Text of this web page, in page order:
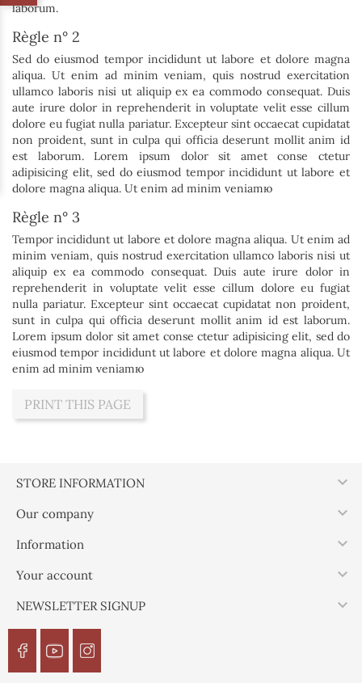
laborum.
Règle n° 2
Sed do eiusmod tempor incididunt ut labore et dolore magna
aliqua. Ut enim ad minim veniam, quis nostrud exercitation
ullamco laboris nisi ut aliquip ex ea commodo consequat. Duis
aute irure dolor in reprehenderit in voluptate velit esse cillum
dolore eu fugiat nulla pariatur. Excepteur sint occaecat cupidatat
non proident, sunt in culpa qui officia deserunt mollit anim id
est laborum. Lorem ipsum dolor sit amet conse ctetur
adipisicing elit, sed do eiusmod tempor incididunt ut labore et
dolore magna aliqua. Ut enim ad minim veniamю
Règle n° 3
Tempor incididunt ut labore et dolore magna aliqua. Ut enim ad
minim veniam, quis nostrud exercitation ullamco laboris nisi ut
aliquip ex ea commodo consequat. Duis aute irure dolor in
reprehenderit in voluptate velit esse cillum dolore eu fugiat
nulla pariatur. Excepteur sint occaecat cupidatat non proident,
sunt in culpa qui officia deserunt mollit anim id est laborum.
Lorem ipsum dolor sit amet conse ctetur adipisicing elit, sed do
eiusmod tempor incididunt ut labore et dolore magna aliqua. Ut
enim ad minim veniamю
STORE INFORMATION 
Our company 
Information 
Your account 
NEWSLETTER SIGNUP 